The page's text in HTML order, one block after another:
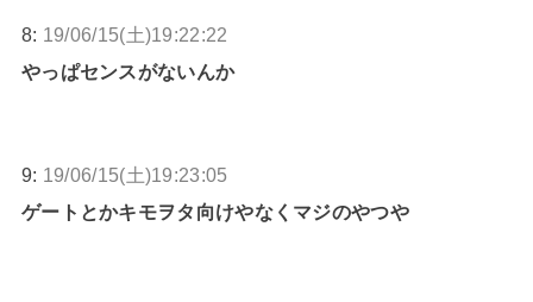
8: 19/06/15(土)19:22:22
やっぱセンスがないんか
9: 19/06/15(土)19:23:05
ゲートとかキモヲタ向けやなくマジのやつや